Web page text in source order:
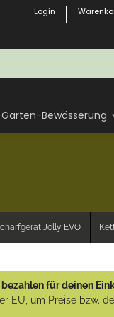
Login
Garten-Bewässerung
Jolly EVO
für deinen
EU, um Preise bzw.